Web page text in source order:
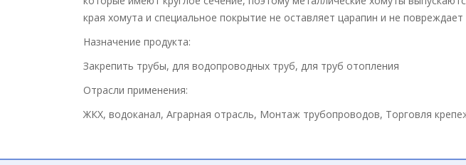
края хомута и специальное покрытие не оставляет царапин и не повреждает
Назначение продукта:
Закрепить трубы, для водопроводных труб, для труб отопления
Отрасли применения:
ЖКХ, водоканал, Аграрная отрасль, Монтаж трубопроводов, Торговля